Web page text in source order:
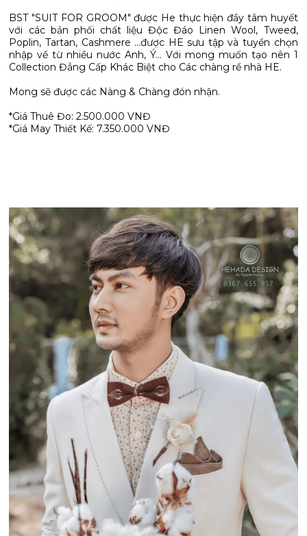
BST "SUIT FOR GROOM" được He thực hiện đầy tâm huyết
với các bản phối chất liệu Độc Đáo Linen Wool, Tweed,
Poplin, Tartan, Cashmere ...được HE sưu tập và tuyển chọn
nhập về từ nhiều nước Anh, Ý... Với mong muốn tạo nên 1
Collection Đẳng Cấp Khác Biệt cho Các chàng rể nhà HE.
Mong sẽ được các Nàng & Chàng đón nhận.
*Giá Thuê Đo: 2.500.000 VNĐ